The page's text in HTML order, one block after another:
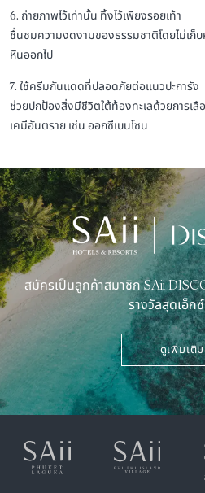
6. ถ่ายภาพไว้เท่านั้น ทิ้งไว้เพียงรอยเท้า
ชื่นชมความงดงามของธรรมชาติโดยไม่เก็
หินออกไป
7. ใช้ครีมกันแดดที่ปลอดภัยต่อแนวปะการัง
ช่วยปกป้องสิ่งมีชีวิตใต้ท้องทะเลด้วยการเ
เคมีอันตราย เช่น ออกซีเบนโซน
สมัครเป็นลูกค้าสมาชิก SAii
รางวัลสุดเอ็ก
ดูเพิ่มเติม